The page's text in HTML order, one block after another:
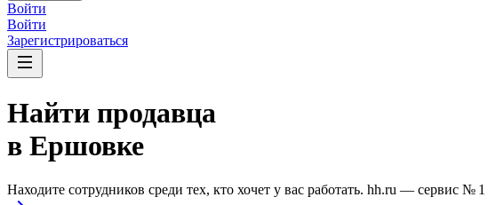
Войти
Войти
Зарегистрироваться
Найти продавца
в Ершовке
Находите сотрудников среди тех, кто хочет у вас работать. hh.ru — сервис № 1